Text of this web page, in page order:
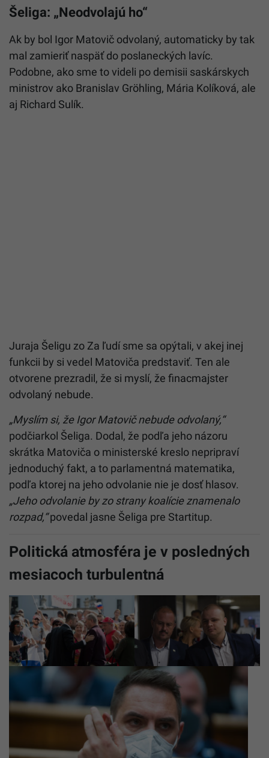
Šeliga: „Neodvolajú ho“
Ak by bol Igor Matovič odvolaný, automaticky by tak
mal zamieriť naspäť do poslaneckých lavíc.
Podobne, ako sme to videli po demisii saskárskych
ministrov ako Branislav Gröhling, Mária Kolíková, ale
aj Richard Sulík.
Juraja Šeligu zo Za ľudí sme sa opýtali, v akej inej
funkcii by si vedel Matoviča predstaviť. Ten ale
otvorene prezradil, že si myslí, že finacmajster
odvolaný nebude.
„Myslím si, že Igor Matovič nebude odvolaný,“
podčiarkol Šeliga. Dodal, že podľa jeho názoru
skrátka Matoviča o ministerské kreslo nepripraví
jednoduchý fakt, a to parlamentná matematika,
podľa ktorej na jeho odvolanie nie je dosť hlasov.
„Jeho odvolanie by zo strany koalície znamenalo
rozpad,“povedal jasne Šeliga pre Startitup.
Politická atmosféra je v posledných
mesiacoch turbulentná